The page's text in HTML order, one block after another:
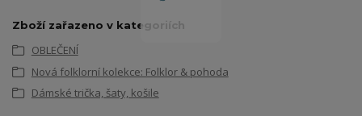
Zboží zařazeno v kategoriích
OBLEČENÍ
Nová folklorní kolekce: Folklor & pohoda
Dámské trička, šaty, košile